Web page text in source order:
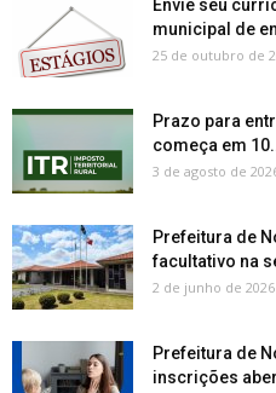
Envie seu
municipal de
25 de outubro de
Prazo para
começa em
3 de agosto de
Prefeitura de
facultativo na
2 de junho de 2026
Prefeitura de
inscrições